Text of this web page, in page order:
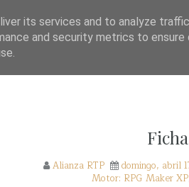
Alianza RTP domingo, abril
Motor: RPG Maker XP
its services and to analyze
and security metrics to